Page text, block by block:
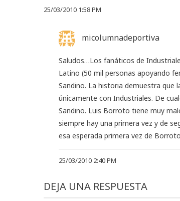
25/03/2010 1:58 PM
micolumnadeportiva
Saludos…Los fanáticos de
Latino (50 mil personas apoyando
Sandino. La historia demuestra que
únicamente con Industriales. De
Sandino. Luis Borroto tiene muy
siempre hay una primera vez y de
esa esperada primera vez de
25/03/2010 2:40 PM
DEJA UNA RESPUESTA